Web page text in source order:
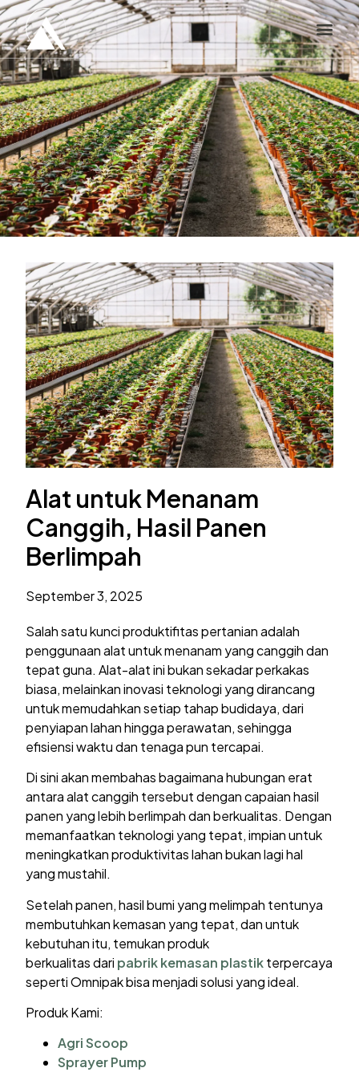
Alat untuk Menanam
Canggih, Hasil Panen
Berlimpah
September 3, 2025
Salah satu kunci produktifitas pertanian adalah
penggunaan alat untuk menanam yang canggih dan
tepat guna. Alat-alat ini bukan sekadar perkakas
biasa, melainkan inovasi teknologi yang dirancang
untuk memudahkan setiap tahap budidaya, dari
penyiapan lahan hingga perawatan, sehingga
efisiensi waktu dan tenaga pun tercapai.
Di sini akan membahas bagaimana hubungan erat
antara alat canggih tersebut dengan capaian hasil
panen yang lebih berlimpah dan berkualitas. Dengan
memanfaatkan teknologi yang tepat, impian untuk
meningkatkan produktivitas lahan bukan lagi hal
yang mustahil.
Setelah panen, hasil bumi yang melimpah tentunya
membutuhkan kemasan yang tepat, dan untuk
kebutuhan itu, temukan produk
berkualitas dari pabrik kemasan plastikterpercaya
seperti Omnipak bisa menjadi solusi yang ideal.
Produk Kami:
Agri Scoop
Sprayer Pump